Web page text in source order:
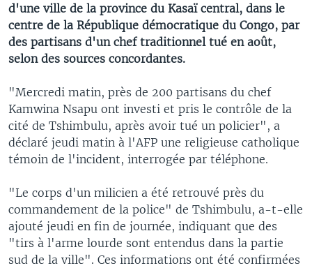
d'une ville de la province du Kasaï central, dans le
centre de la République démocratique du Congo, par
des partisans d'un chef traditionnel tué en août,
selon des sources concordantes.
"Mercredi matin, près de 200 partisans du chef
Kamwina Nsapu ont investi et pris le contrôle de la
cité de Tshimbulu, après avoir tué un policier", a
déclaré jeudi matin à l'AFP une religieuse catholique
témoin de l'incident, interrogée par téléphone.
"Le corps d'un milicien a été retrouvé près du
commandement de la police" de Tshimbulu, a-t-elle
ajouté jeudi en fin de journée, indiquant que des
"tirs à l'arme lourde sont entendus dans la partie
sud de la ville". Ces informations ont été confirmées